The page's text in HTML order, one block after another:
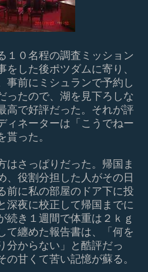
１０名程の調査ミッション
した後ポツダムに寄り、
事前にミシュランで予約し
ったので、湖を見下ろしな
高で好評だった。それが評
ィネーターは「こうでねー
貰った。
はさっぱりだった。帰国ま
、役割分担した人がその日
前に私の部屋のドア下に投
深夜に校正して帰国までに
続き１週間で体重は２ｋｇ
て纏めた報告書は、「何を
分からない」と酷評だっ
甘くて苦い記憶が蘇る。